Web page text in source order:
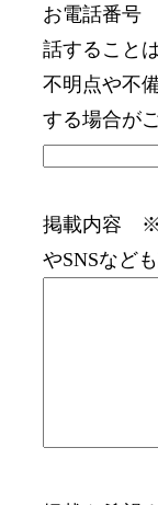
お電話番号
話すること
不明点や不
する場合が
掲載内容
やSNSなど